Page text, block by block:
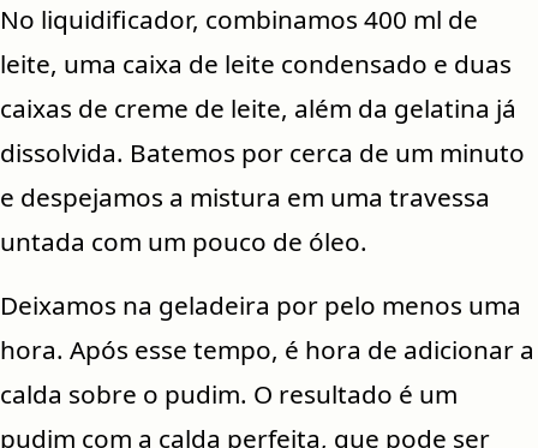
No liquidificador, combinamos 400 ml de
leite, uma caixa de leite condensado e duas
caixas de creme de leite, além da gelatina já
dissolvida. Batemos por cerca de um minuto
e despejamos a mistura em uma travessa
untada com um pouco de óleo.
Deixamos na geladeira por pelo menos uma
hora. Após esse tempo, é hora de adicionar a
calda sobre o pudim. O resultado é um
pudim com a calda perfeita, que pode ser